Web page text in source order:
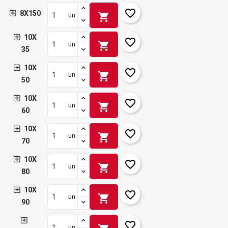
8X150 un shopping_cart favorite_border
10X
35
un shopping_cart favorite_border
10X
50
un shopping_cart favorite_border
10X
60
un shopping_cart favorite_border
10X
70
un shopping_cart favorite_border
10X
80
un shopping_cart favorite_border
10X
90
un shopping_cart favorite_border
favorite_border